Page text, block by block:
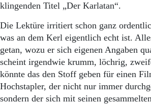
klingenden Titel „Der Karlatan“.
Die Lektüre irritiert schon ganz
was an dem Kerl eigentlich echt ist.
getan, wozu er sich eigenen Angaben
scheint irgendwie krumm, löchrig,
könnte das den Stoff geben für einen
Hochstapler, der nicht nur immer
sondern der sich mit seinen